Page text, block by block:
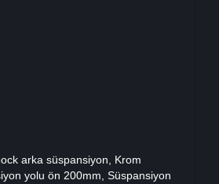
arka süspansiyon, Krom
yolu ön 200mm, Süspansiyon